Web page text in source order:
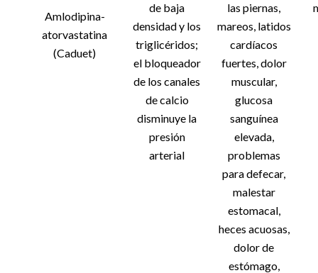
Amlodipina-
atorvastatina
(Caduet)
de baja
densidad y los
triglicéridos;
el bloqueador
de los canales
de calcio
disminuye la
presión
arterial
las piernas,
mareos, latidos
cardíacos
fuertes, dolor
muscular,
glucosa
sanguínea
elevada,
problemas
para defecar,
malestar
estomacal,
heces acuosas,
dolor de
estómago,